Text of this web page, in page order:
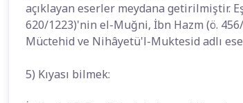
açıklayan eserler meydana getirilmiştir.
620/1223)'nin el-Muğni, İbn Hazm (ö.
Müctehid ve Nihâyetü'l-Muktesid adlı
5) Kıyası bilmek: